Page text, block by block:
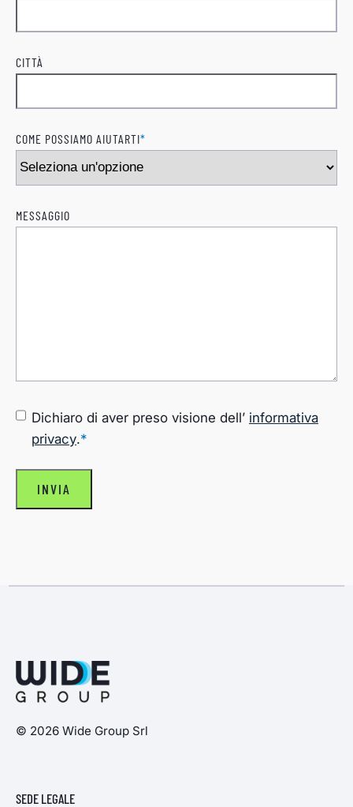
CITTÀ
COME POSSIAMO AIUTARTI*
MESSAGGIO
CONSENSO*
Dichiaro di aver preso visione dell’ informativa
privacy.*
INVIA
© 2026 Wide Group Srl
SEDE LEGALE